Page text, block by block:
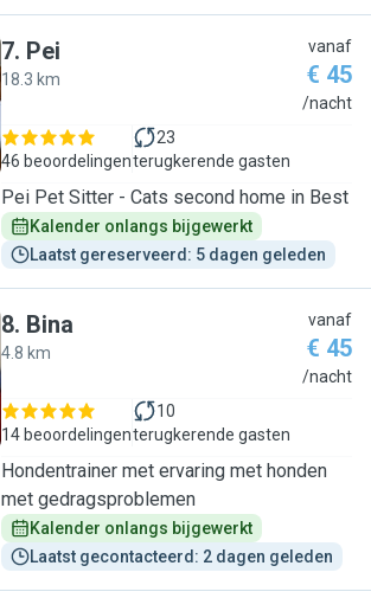
7. Pei
18.3 km
vanaf
€ 45
/nacht
46 beoordelingen
23
terugkerende gasten
Pei Pet Sitter - Cats second home in Best
Kalender onlangs bijgewerkt
Laatst gereserveerd: 5 dagen geleden
8. Bina
4.8 km
vanaf
€ 45
/nacht
14 beoordelingen
10
terugkerende gasten
Hondentrainer met ervaring met honden
met gedragsproblemen
Kalender onlangs bijgewerkt
Laatst gecontacteerd: 2 dagen geleden